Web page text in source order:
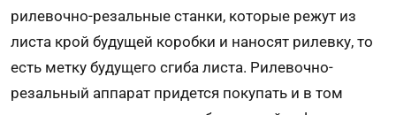
рилевочно-резальные станки, которые режут из
листа крой будущей коробки и наносят рилевку, то
есть метку будущего сгиба листа. Рилевочно-
резальный аппарат придется покупать и в том